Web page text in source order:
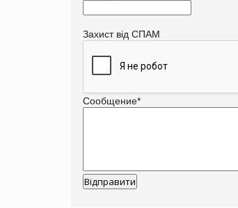
Захист від СПАМ
Сообщение*